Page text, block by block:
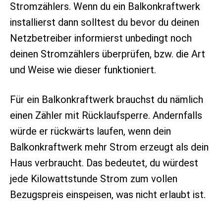
Stromzählers. Wenn du ein Balkonkraftwerk
installierst dann solltest du bevor du deinen
Netzbetreiber informierst unbedingt noch
deinen Stromzählers überprüfen, bzw. die Art
und Weise wie dieser funktioniert.
Für ein Balkonkraftwerk brauchst du nämlich
einen Zähler mit Rücklaufsperre. Andernfalls
würde er rückwärts laufen, wenn dein
Balkonkraftwerk mehr Strom erzeugt als dein
Haus verbraucht. Das bedeutet, du würdest
jede Kilowattstunde Strom zum vollen
Bezugspreis einspeisen, was nicht erlaubt ist.